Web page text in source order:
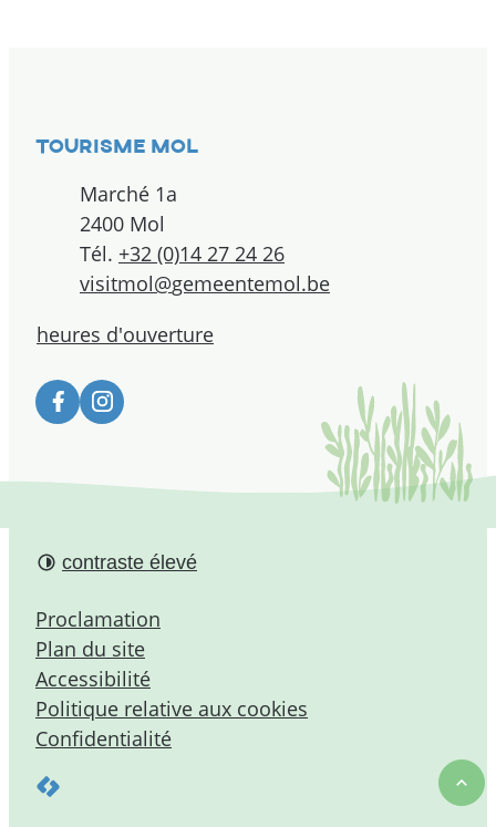
Contact
Tourisme Mol
AdresseMarché 1a
,2400 Mol
+32 (0)14 27 24 26
E-mailvisitmol@gemeentemol.be
heures d'ouverture
FacebookInstagram
contraste élevé
Proclamation
Plan du site
Accessibilité
Politique relative aux cookies
Confidentialité
LCP nv 2026 ©